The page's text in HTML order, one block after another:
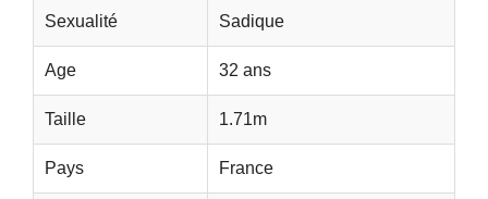
Sexualité Sadique
Age 32 ans
Taille 1.71m
Pays France